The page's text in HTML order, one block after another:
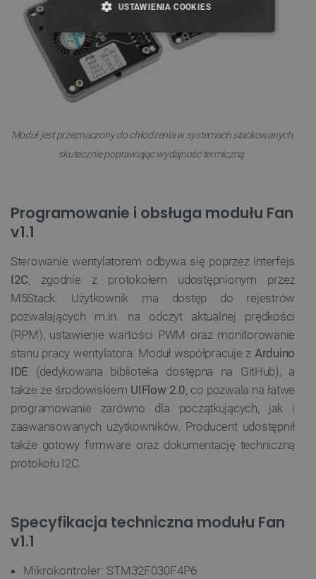
Moduł jest przeznaczony do chłodzenia w systemach stackowanych,
skutecznie poprawiając wydajność termiczną.
Programowanie i obsługa modułu Fan
v1.1
Sterowanie wentylatorem odbywa się poprzez interfejs
I2C, zgodnie z protokołem udostępnionym przez
M5Stack. Użytkownik ma dostęp do rejestrów
pozwalających m.in. na odczyt aktualnej prędkości
(RPM), ustawienie wartości PWM oraz monitorowanie
stanu pracy wentylatora. Moduł współpracuje z Arduino
IDE (dedykowana biblioteka dostępna na GitHub), a
także ze środowiskiem UIFlow 2.0, co pozwala na łatwe
programowanie zarówno dla początkujących, jak i
zaawansowanych użytkowników. Producent udostępnił
także gotowy firmware oraz dokumentację techniczną
protokołu I2C.
Specyfikacja techniczna modułu Fan
v1.1
Mikrokontroler: STM32F030F4P6
USTAWIENIA COOKIES
NIEZBĘDNE WYDAJNOŚĆ
TARGETOWANIE
Niezbędne pliki cookie umożliwiają korzystanie z
prawidłowo korzystać ze strony internetowej.
Provider /
Domena
PrestaShop-[abcdef0123456789]{32} .botland.com.pl
_lb .botland.com.pl
VISITOR_PRIVACY_METADATA
Polityce prywatności Google